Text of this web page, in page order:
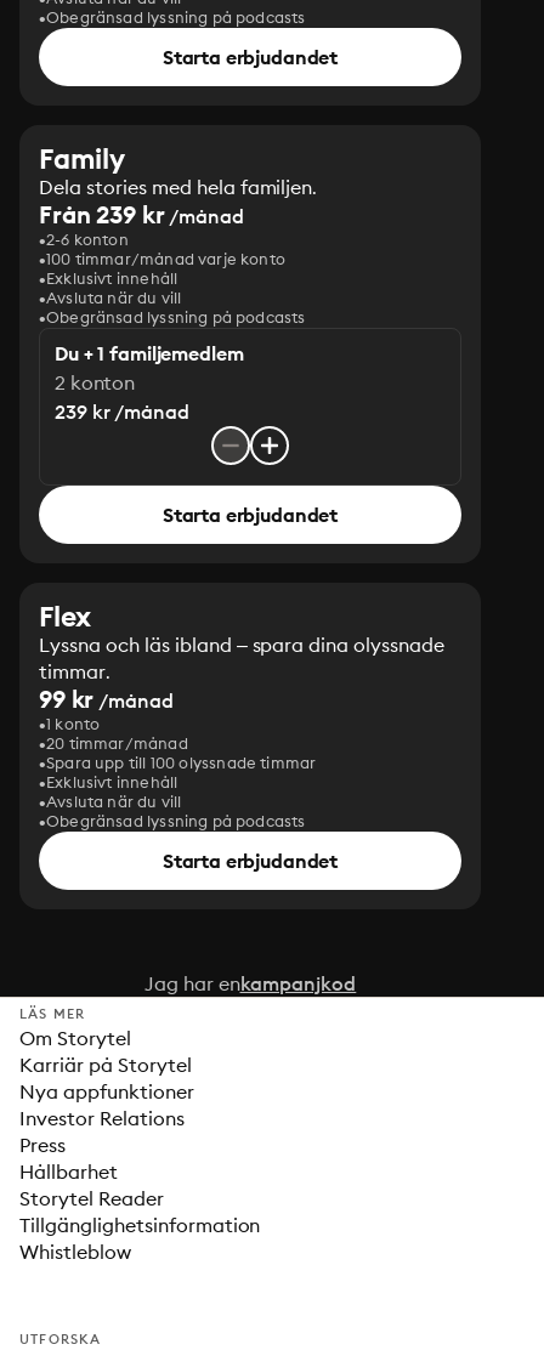
Obegränsad lyssning på podcasts
Starta erbjudandet
Family
Dela stories med hela familjen.
Från 239 kr/månad
2-6 konton
100 timmar/månad varje konto
Exklusivt innehåll
Avsluta när du vill
Obegränsad lyssning på podcasts
Du + 1 familjemedlem
2 konton
239 kr /månad
Starta erbjudandet
Flex
Lyssna och läs ibland – spara dina olyssnade
timmar.
99 kr /månad
1 konto
20 timmar/månad
Spara upp till 100 olyssnade timmar
Exklusivt innehåll
Avsluta när du vill
Obegränsad lyssning på podcasts
Starta erbjudandet
Jag har enkampanjkod
LÄS MER
Om Storytel
Karriär på Storytel
Nya appfunktioner
Investor Relations
Press
Hållbarhet
Storytel Reader
Tillgänglighetsinformation
Whistleblow
UTFORSKA